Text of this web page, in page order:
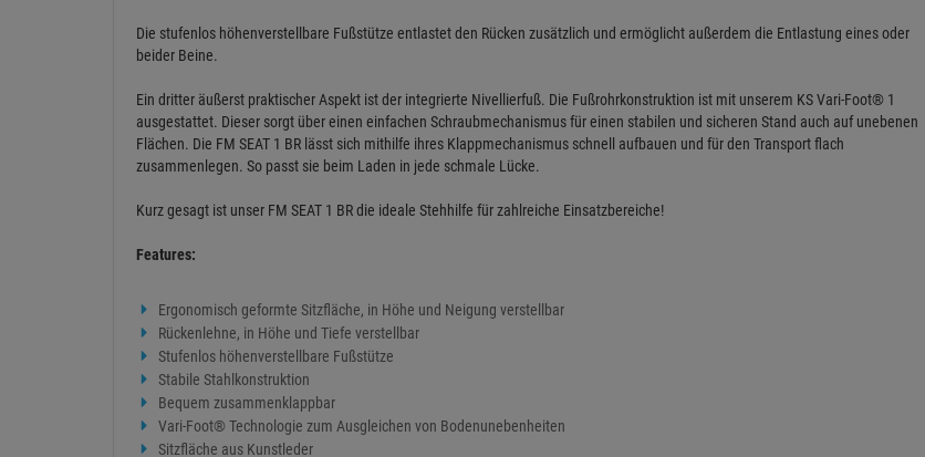
Die stufenlos höhenverstellbare Fußstütze entlastet den Rücken zusätzlich und ermöglicht außerdem die Entlastung eines oder
beider Beine.
Ein dritter äußerst praktischer Aspekt ist der integrierte Nivellierfuß. Die Fußrohrkonstruktion ist mit unserem KS Vari-Foot® 1
ausgestattet. Dieser sorgt über einen einfachen Schraubmechanismus für einen stabilen und sicheren Stand auch auf unebenen
Flächen. Die FM SEAT 1 BR lässt sich mithilfe ihres Klappmechanismus schnell aufbauen und für den Transport flach
zusammenlegen. So passt sie beim Laden in jede schmale Lücke.
Kurz gesagt ist unser FM SEAT 1 BR die ideale Stehhilfe für zahlreiche Einsatzbereiche!
Features:
Ergonomisch geformte Sitzfläche, in Höhe und Neigung verstellbar
Rückenlehne, in Höhe und Tiefe verstellbar
Stufenlos höhenverstellbare Fußstütze
Stabile Stahlkonstruktion
Bequem zusammenklappbar
Vari-Foot® Technologie zum Ausgleichen von Bodenunebenheiten
Sitzfläche aus Kunstleder